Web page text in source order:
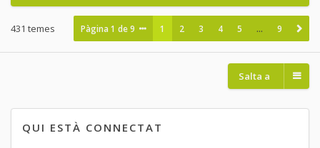
431 temes Pàgina1 de9 1 2 3 4 5 … 9
Salta a
QUI ESTÀ CONNECTAT